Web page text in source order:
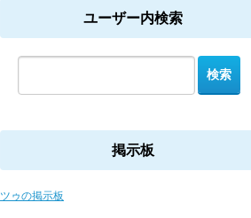
ユーザー内検索
掲示板
ツゥの掲示板